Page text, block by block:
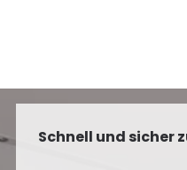
Schnell und sicher